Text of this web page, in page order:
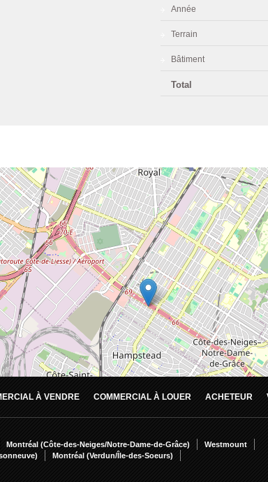
Année
Terrain
Bâtiment
Total
À VENDRE COMMERCIAL À LOUER ACHETEUR
Montréal (Côte-des-Neiges/Notre-Dame-de-Grâce)
Westmount
Montréal (Verdun/Île-des-Soeurs)